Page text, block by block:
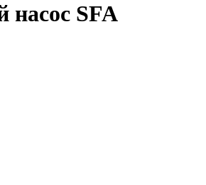
насос SFA